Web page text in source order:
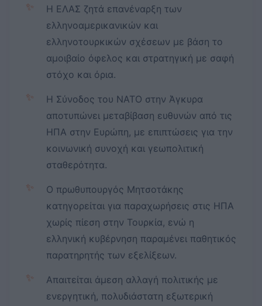
✨
Η ΕΛΑΣ ζητά επανέναρξη των
ελληνοαμερικανικών και
ελληνοτουρκικών σχέσεων με βάση το
αμοιβαίο όφελος και στρατηγική με σαφή
στόχο και όρια.
✨
Η Σύνοδος του ΝΑΤΟ στην Άγκυρα
αποτυπώνει μεταβίβαση ευθυνών από τις
ΗΠΑ στην Ευρώπη, με επιπτώσεις για την
κοινωνική συνοχή και γεωπολιτική
σταθερότητα.
✨
Ο πρωθυπουργός Μητσοτάκης
κατηγορείται για παραχωρήσεις στις ΗΠΑ
χωρίς πίεση στην Τουρκία, ενώ η
ελληνική κυβέρνηση παραμένει παθητικός
παρατηρητής των εξελίξεων.
✨
Απαιτείται άμεση αλλαγή πολιτικής με
ενεργητική, πολυδιάστατη εξωτερική